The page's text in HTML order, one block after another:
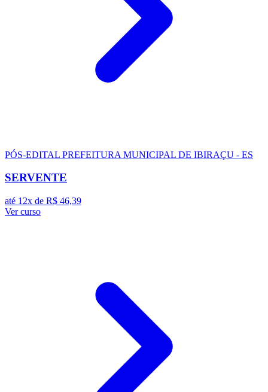
PÓS-EDITAL PREFEITURA MUNICIPAL DE IBIRAÇU - ES
SERVENTE
até 12x de R$ 46,39
Ver curso